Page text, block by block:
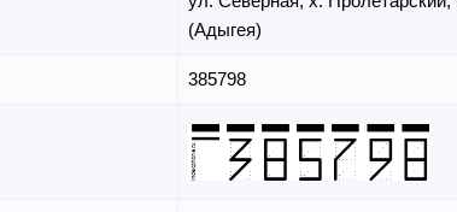
(Адыгея)
385798